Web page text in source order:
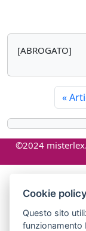
[ABROGATO]
«
©2024
Cookie policy
Questo sito
funzionamento